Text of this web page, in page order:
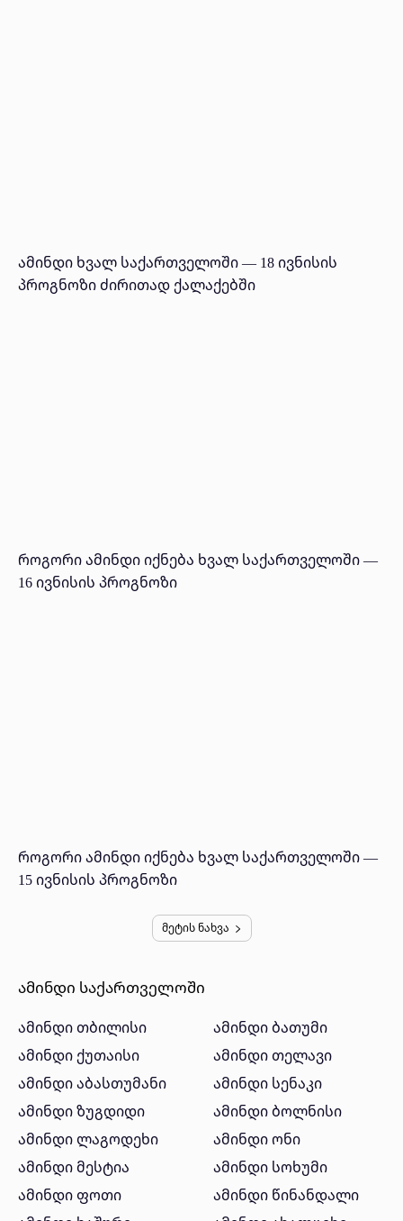
ამინდი ხვალ საქართველოში — 18 ივნისის
პროგნოზი ძირითად ქალაქებში
როგორი ამინდი იქნება ხვალ საქართველოში —
16 ივნისის პროგნოზი
როგორი ამინდი იქნება ხვალ საქართველოში —
15 ივნისის პროგნოზი
მეტის ნახვა
ამინდი საქართველოში
ამინდი თბილისი
ამინდი ბათუმი
ამინდი ქუთაისი
ამინდი თელავი
ამინდი აბასთუმანი
ამინდი სენაკი
ამინდი ზუგდიდი
ამინდი ბოლნისი
ამინდი ლაგოდეხი
ამინდი ონი
ამინდი მესტია
ამინდი სოხუმი
ამინდი ფოთი
ამინდი წინანდალი